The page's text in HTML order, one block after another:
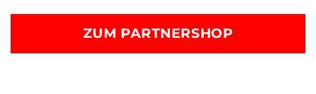
ZUM PARTNERSHOP